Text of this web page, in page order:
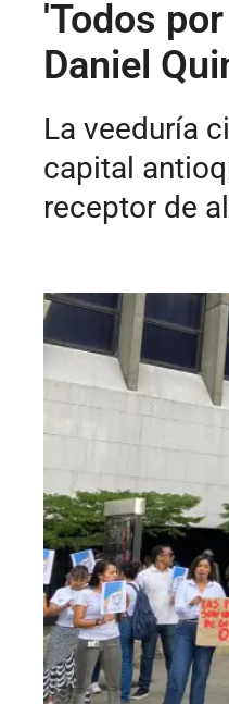
'Todos
Daniel
La veeduría
capital
receptor de